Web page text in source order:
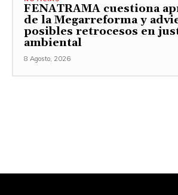
FENATRAMA cuestiona
de la Megarreforma y
posibles retrocesos en
ambiental
8 Agosto, 2026